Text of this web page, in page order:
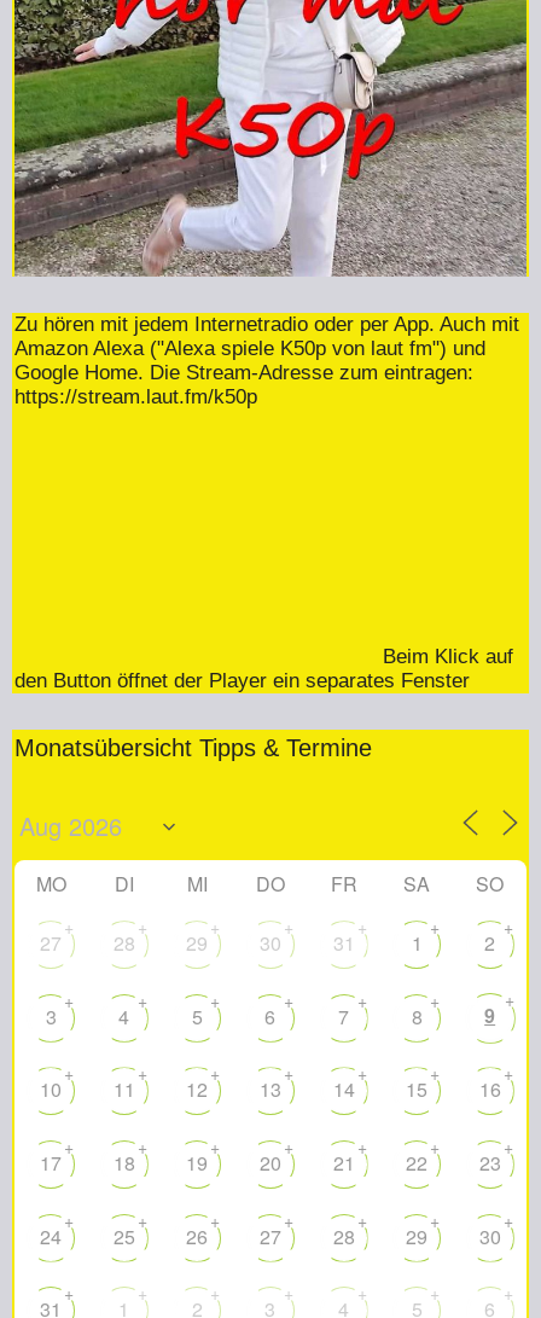
Zu hören mit jedem Internetradio oder per App. Auch mit
Amazon Alexa ("Alexa spiele K50p von laut fm") und
Google Home. Die Stream-Adresse zum eintragen:
https://stream.laut.fm/k50p
Beim Klick auf
den Button öffnet der Player ein separates Fenster
Monatsübersicht Tipps & Termine
MO DI MI DO FR SA SO
27
+
28
+
29
+
30
+
31
+
1
+
2
+
3
+
4
+
5
+
6
+
7
+
8
+
9
+
10
+
11
+
12
+
13
+
14
+
15
+
16
+
17
+
18
+
19
+
20
+
21
+
22
+
23
+
24
+
25
+
26
+
27
+
28
+
29
+
30
+
31
+
1
+
2
+
3
+
4
+
5
+
6
+